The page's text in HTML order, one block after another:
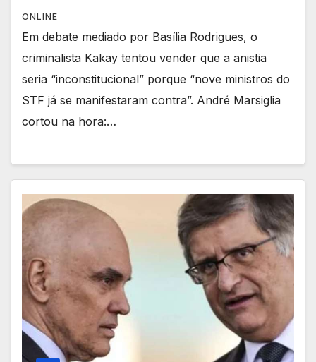
ONLINE
Em debate mediado por Basília Rodrigues, o
criminalista Kakay tentou vender que a anistia
seria “inconstitucional” porque “nove ministros do
STF já se manifestaram contra”. André Marsiglia
cortou na hora:…